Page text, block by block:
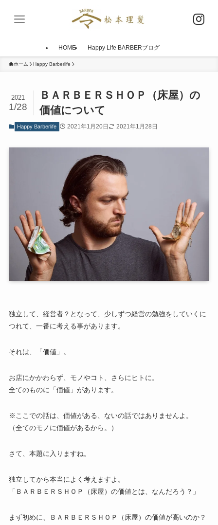
HOME Happy Life BARBERブログ
ホーム Happy Barberlife
ＢＡＲＢＥＲＳＨＯＰ（床屋）の
価値について
2021
1/28
Happy Barberlife 2021年1月20日 2021年1月28日
独立して、経営者？となって、少しずつ経営の勉強をしていくに
つれて、一番に考える事があります。
それは、「価値」。
お店にかかわらず、モノやコト、さらにヒトに。
全てのものに「価値」があります。
※ここでの話は、価値がある、ないの話ではありませんよ。
（全てのモノに価値があるから。）
さて、本題に入りますね。
独立してから本当によく考えますよ。
「ＢＡＲＢＥＲＳＨＯＰ（床屋）の価値とは、なんだろう？」
まず初めに、ＢＡＲＢＥＲＳＨＯＰ（床屋）の価値が高いのか？